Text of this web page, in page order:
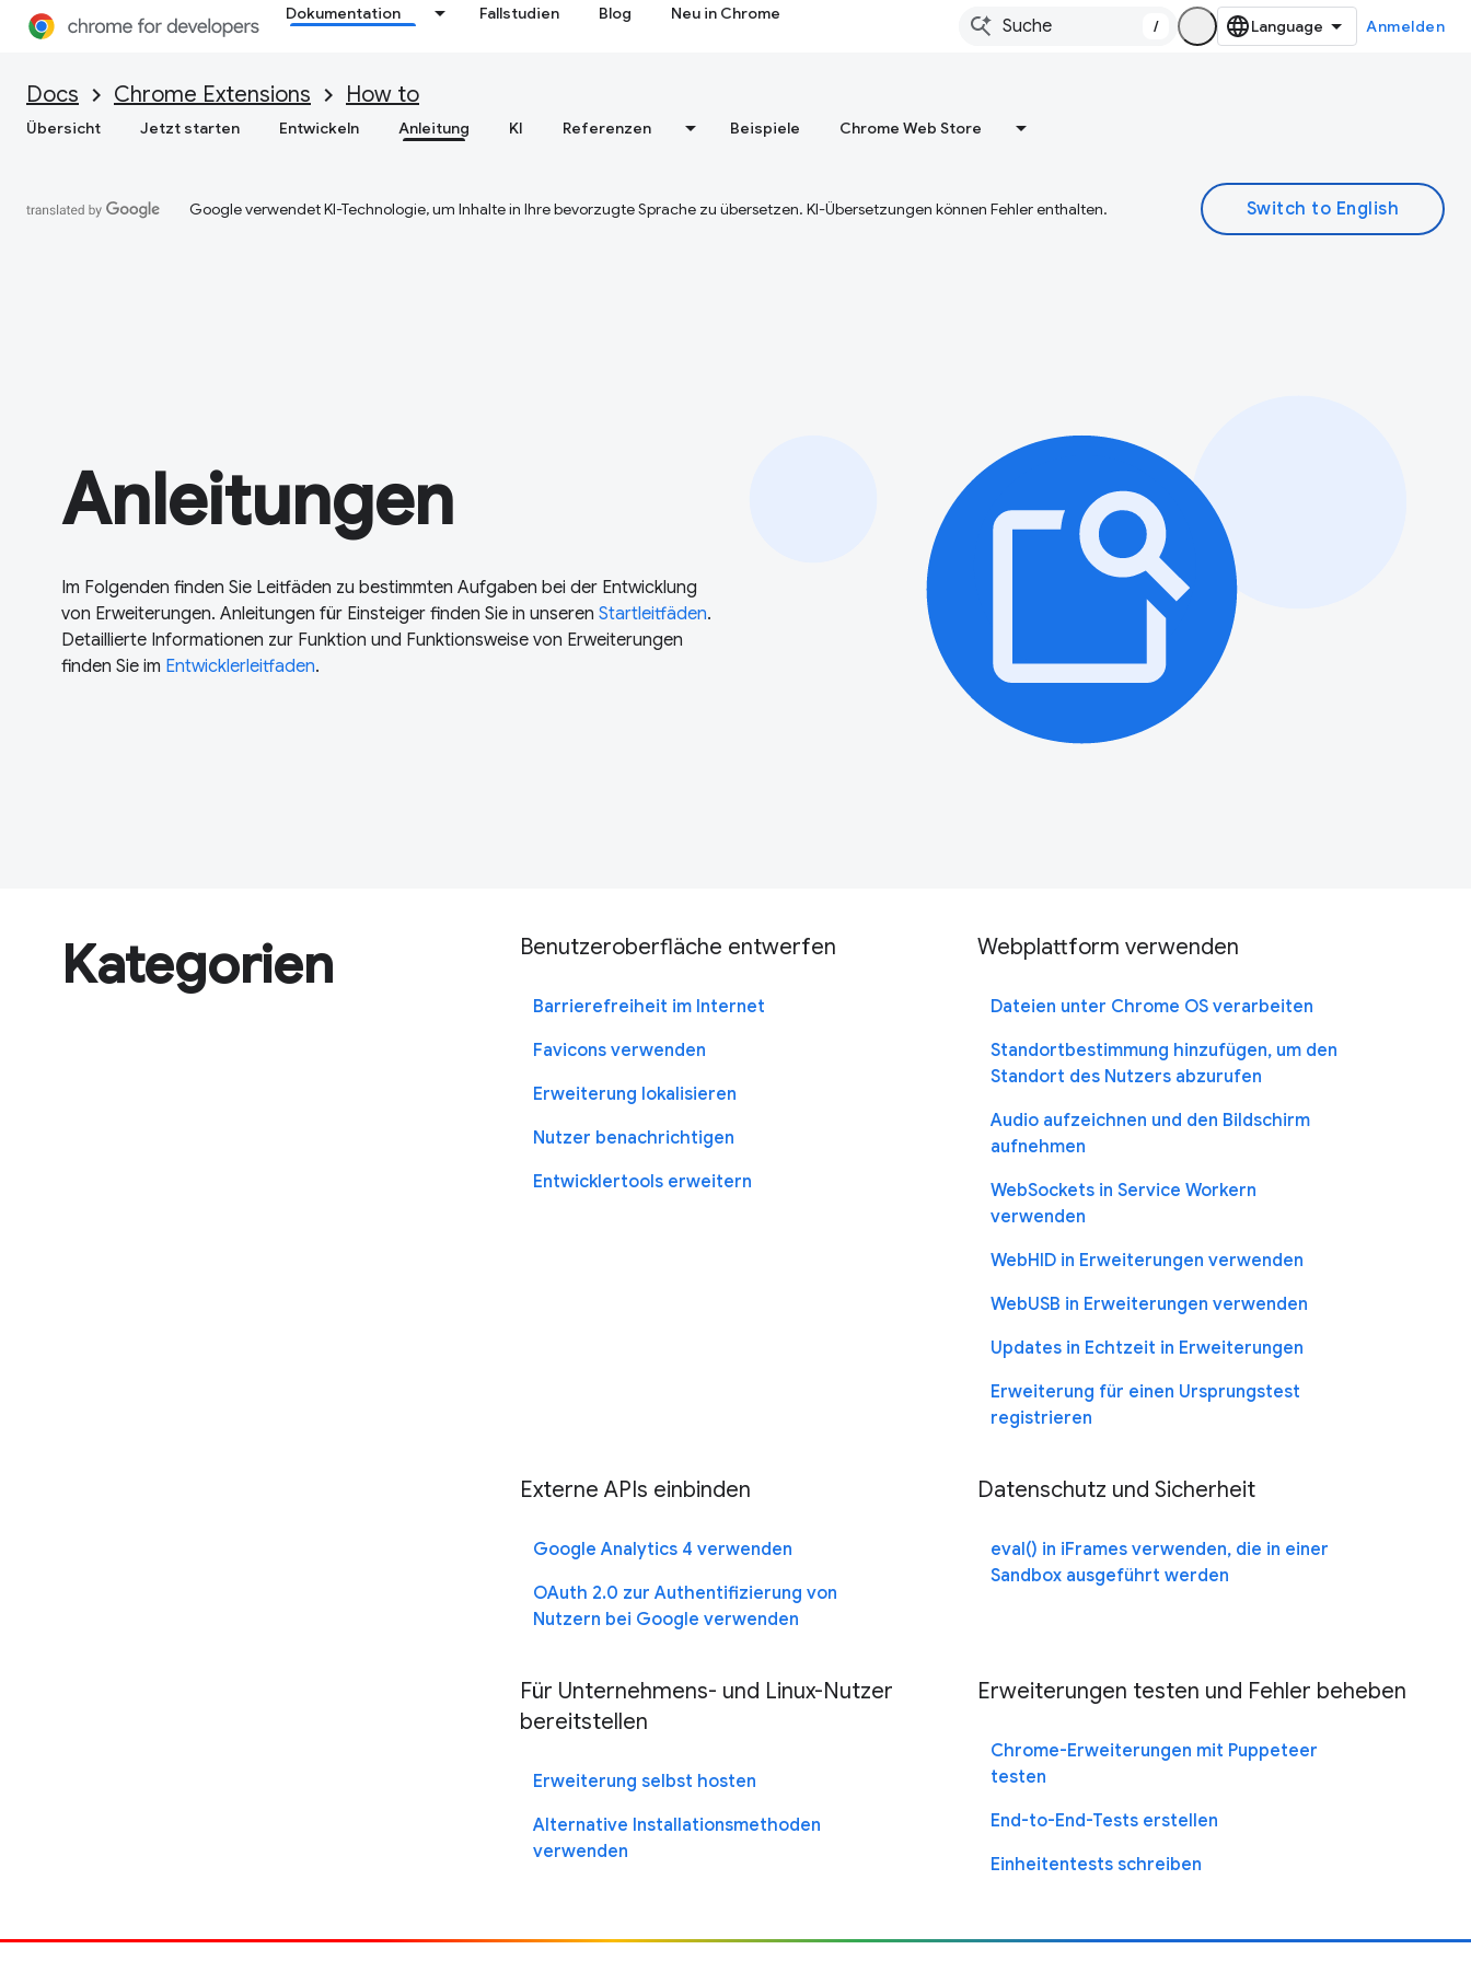
Dokumentation Fallstudien Blog Neu in Chrome
/ Anmelden
Docs Chrome Extensions How to
Übersicht Jetzt starten Entwickeln Anleitung KI Referenzen Beispiele Chrome Web Store
Google verwendet KI-Technologie, um Inhalte in Ihre bevorzugte Sprache zu übersetzen. KI-Übersetzungen können Fehler enthalten.
Anleitungen
Im Folgenden finden Sie Leitfäden zu bestimmten Aufgaben bei der Entwicklung
von Erweiterungen. Anleitungen für Einsteiger finden Sie in unseren Startleitfäden.
Detaillierte Informationen zur Funktion und Funktionsweise von Erweiterungen
finden Sie im Entwicklerleitfaden.
Kategorien Benutzeroberfläche entwerfen
Barrierefreiheit im Internet
Favicons verwenden
Erweiterung lokalisieren
Nutzer benachrichtigen
Entwicklertools erweitern
Webplattform verwenden
Dateien unter Chrome OS verarbeiten
Standortbestimmung hinzufügen, um den
Standort des Nutzers abzurufen
Audio aufzeichnen und den Bildschirm
aufnehmen
WebSockets in Service Workern
verwenden
WebHID in Erweiterungen verwenden
WebUSB in Erweiterungen verwenden
Updates in Echtzeit in Erweiterungen
Erweiterung für einen Ursprungstest
registrieren
Externe APIs einbinden
Google Analytics 4 verwenden
OAuth 2.0 zur Authentifizierung von
Nutzern bei Google verwenden
Datenschutz und Sicherheit
eval() in iFrames verwenden, die in einer
Sandbox ausgeführt werden
Für Unternehmens- und Linux-Nutzer
bereitstellen
Erweiterung selbst hosten
Alternative Installationsmethoden
verwenden
Erweiterungen testen und Fehler beheben
Chrome-Erweiterungen mit Puppeteer
testen
End-to-End-Tests erstellen
Einheitentests schreiben